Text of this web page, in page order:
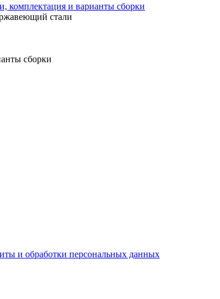
комплектация и варианты сборки
стали
сборки
и обработки персональных данных